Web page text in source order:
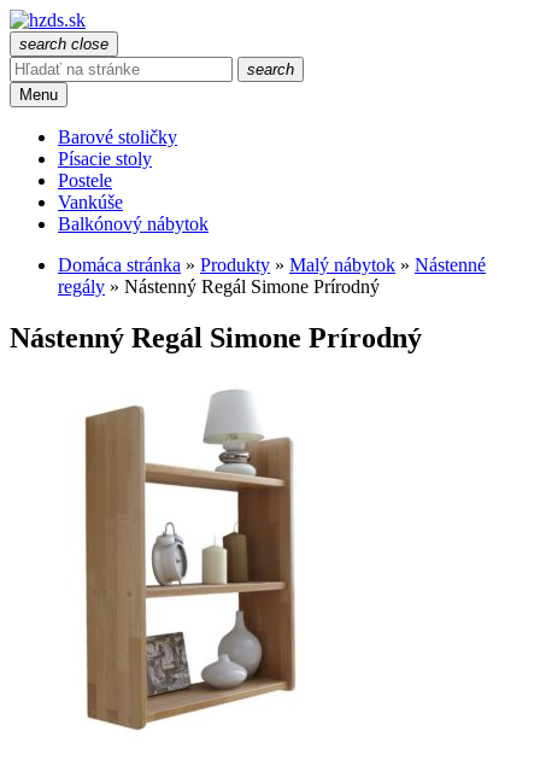
search close
search
Menu
Barové stoličky
Písacie stoly
Postele
Vankúše
Balkónový nábytok
Domáca stránka » Produkty » Malý nábytok » Nástenné
regály » Nástenný Regál Simone Prírodný
Nástenný Regál Simone Prírodný